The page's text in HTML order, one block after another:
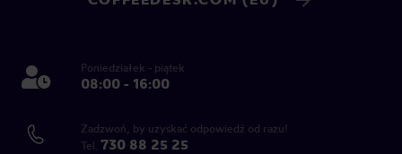
Poniedziałek - piątek
08:00 - 16:00
Zadzwoń, by uzyskać odpowiedź od razu!
Tel. 730 88 25 25